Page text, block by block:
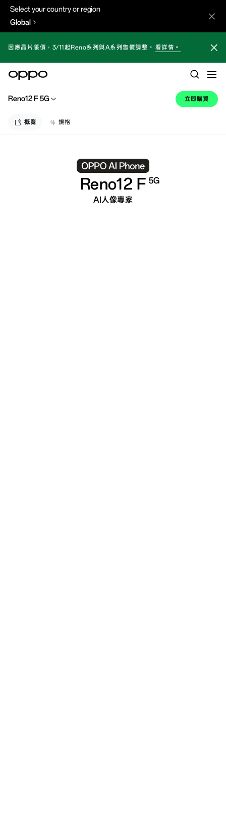
Select your country or region
Global
因應晶片漲價，3/11起Reno系列與A系列售價調整。 看詳情。
Reno12 F 5G 立即購買
概覽 規格
Reno12 F 5G
AI人像專家